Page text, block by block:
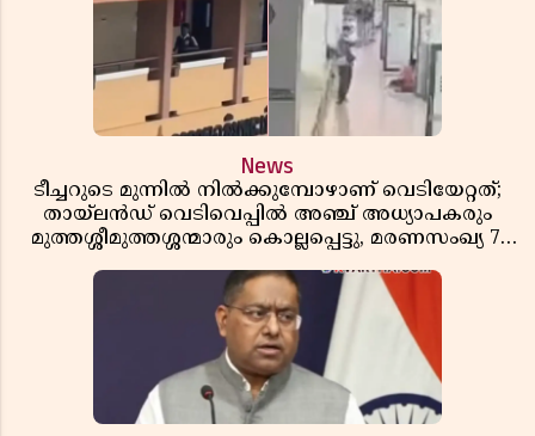
News
ടീച്ചറുടെ മുന്നിൽ നിൽക്കുമ്പോഴാണ് വെടിയേറ്റത്;
തായ്‌ലൻഡ് വെടിവെപ്പിൽ അഞ്ച് അധ്യാപകരും
മുത്തശ്ശീമുത്തശ്ശന്മാരും കൊല്ലപ്പെട്ടു, മരണസംഖ്യ 7;